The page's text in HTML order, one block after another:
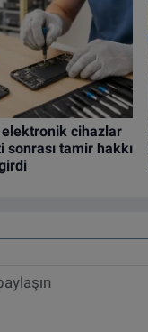
cihazlar
sonrası tamir hakkı